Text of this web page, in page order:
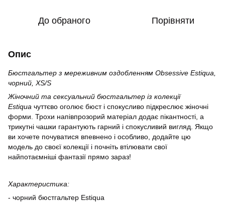
До обраного Порівняти
Опис
Бюстгальтер з мереживним оздобленням Obsessive Estiqua,
чорний, XS/S
Жіночний та сексуальний бюстгальтер із колекції
Estiqua чуттєво оголює бюст і спокусливо підкреслює жіночні
форми. Трохи напівпрозорий матеріал додає пікантності, а
трикутні чашки гарантують гарний і спокусливий вигляд. Якщо
ви хочете почуватися впевнено і особливо, додайте цю
модель до своєї колекції і почніть втілювати свої
найпотаємніші фантазії прямо зараз!
Характеристика:
- чорний бюстгальтер Estiqua